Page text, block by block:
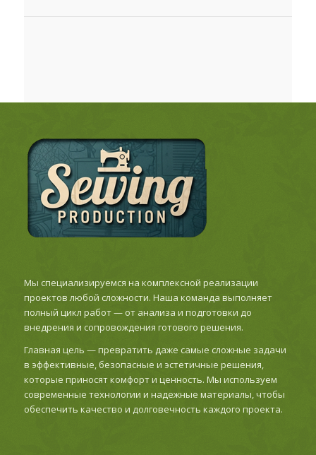
Мы специализируемся на комплексной реализации
проектов любой сложности. Наша команда выполняет
полный цикл работ — от анализа и подготовки до
внедрения и сопровождения готового решения.
Главная цель — превратить даже самые сложные задачи
в эффективные, безопасные и эстетичные решения,
которые приносят комфорт и ценность. Мы используем
современные технологии и надежные материалы, чтобы
обеспечить качество и долговечность каждого проекта.